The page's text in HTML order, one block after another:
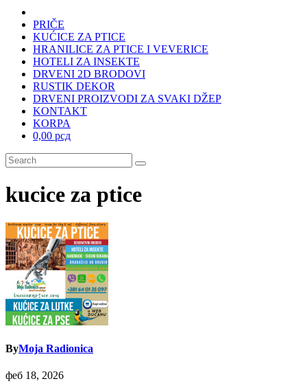
PRIČE
KUĆICE ZA PTICE
HRANILICE ZA PTICE I VEVERICE
HOTELI ZA INSEKTE
DRVENI 2D BRODOVI
RUSTIK DEKOR
DRVENI PROIZVODI ZA SVAKI DŽEP
KONTAKT
KORPA
0,00 рсд
kucice za ptice
ByMoja Radionica
феб 18, 2026